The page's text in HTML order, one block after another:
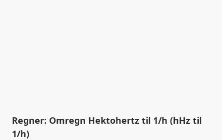
Regner: Omregn Hektohertz til 1/h (hHz til
1/h)